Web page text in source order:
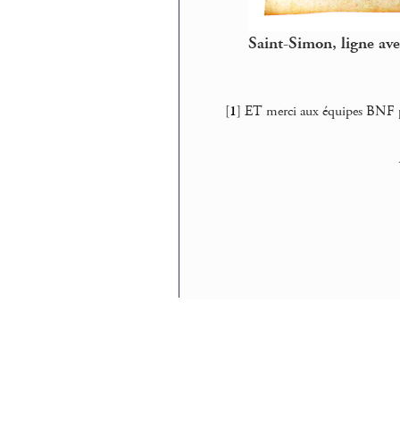
Saint-Simon, ligne
[1] ET merci aux équipes